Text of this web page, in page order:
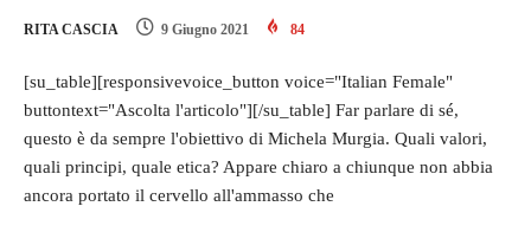
RITA CASCIA 9 Giugno 2021 84
[su_table][responsivevoice_button voice="Italian Female"
buttontext="Ascolta l'articolo"][/su_table] Far parlare di sé,
questo è da sempre l'obiettivo di Michela Murgia. Quali valori,
quali principi, quale etica? Appare chiaro a chiunque non abbia
ancora portato il cervello all'ammasso che